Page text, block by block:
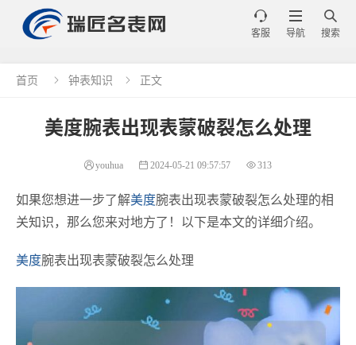

搜索

导航

客服
首页  钟表知识  正文
美度腕表出现表蒙破裂怎么处理
youhua 2024-05-21 09:57:57 313
如果您想进一步了解美度腕表出现表蒙破裂怎么处理的相
关知识，那么您来对地方了！以下是本文的详细介绍。
美度腕表出现表蒙破裂怎么处理